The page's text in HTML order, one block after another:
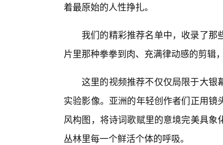
着最原始的人性挣扎。
我们的精彩推荐名单中，收录了
片里那种拳拳到肉、充满律动感的剪辑
这里的视频推荐不仅仅局限于大银
实验影像。亚洲的年轻创作者们正用
风构图，将诗词歌赋里的意境完美具
丛林里每一个鲜活个体的呼吸。